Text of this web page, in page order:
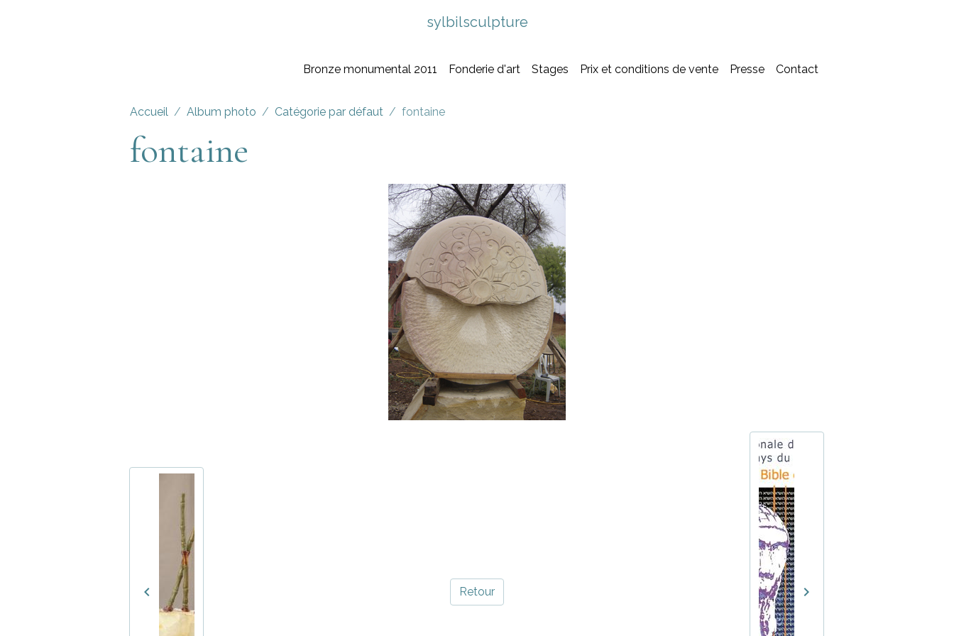
sylbilsculpture
Bronze monumental 2011 Fonderie d'art Stages Prix et conditions de vente Presse Contact
Accueil Album photo Catégorie par défaut fontaine
fontaine
Retour